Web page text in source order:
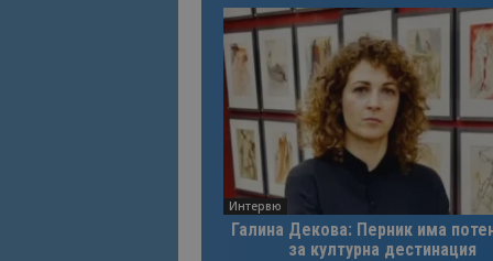
Интервю
Галина Декова: Перник има
за културна дестинация
Име
is_visitor_unique
Име
sc_is_visitor_unique